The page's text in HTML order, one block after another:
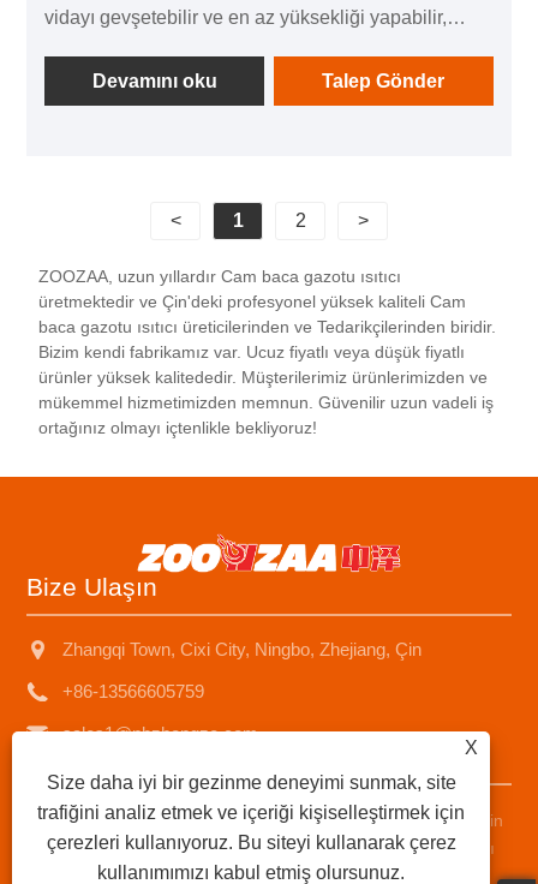
vidayı gevşetebilir ve en az yüksekliği yapabilir,
tüketimini azaltır. Ateşe yaklaşmak için konsolu
indirin, ısı hızla transfer olur ve yemeğinizi pişirmek
Devamını oku Talep Gönder
< 1 2 >
ZOOZAA, uzun yıllardır Cam baca gazotu ısıtıcı
üretmektedir ve Çin'deki profesyonel yüksek kaliteli Cam
baca gazotu ısıtıcı üreticilerinden ve Tedarikçilerinden biridir.
Bizim kendi fabrikamız var. Ucuz fiyatlı veya düşük fiyatlı
ürünler yüksek kalitededir. Müşterilerimiz ürünlerimizden ve
mükemmel hizmetimizden memnun. Güvenilir uzun vadeli iş
ortağınız olmayı içtenlikle bekliyoruz!
Bize Ulaşın
Zhangqi Town, Cixi City, Ningbo, Zhejiang, Çin
+86-13566605759
sales1@nbzhongze.com
Telif Hakkı © 2023 Ningbo Zhongze Electronics Co., Ltd. - Çin
Gazyağı Isıtıcı, Gazyağı Sobası, Metal Baca Kazosen Isıtıcı
Tedarikçileri - Tüm Hakları Saklıdır.
X
Size daha iyi bir gezinme deneyimi sunmak, site
trafiğini analiz etmek ve içeriği kişiselleştirmek için
çerezleri kullanıyoruz. Bu siteyi kullanarak çerez
kullanımımızı kabul etmiş olursunuz.